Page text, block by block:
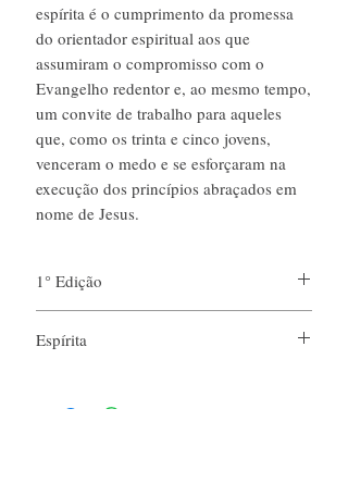
espírita é o cumprimento da promessa
do orientador espiritual aos que
assumiram o compromisso com o
Evangelho redentor e, ao mesmo tempo,
um convite de trabalho para aqueles
que, como os trinta e cinco jovens,
venceram o medo e se esforçaram na
execução dos princípios abraçados em
nome de Jesus.
1° Edição
Espírita